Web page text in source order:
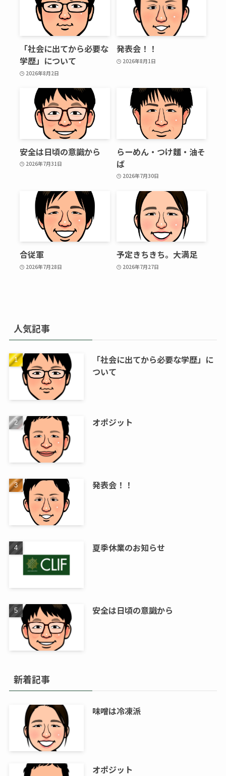
「社会に出てから必要な
学歴」について
2026年8月2日
発表会！！
2026年8月1日
安全は日頃の意識から
2026年7月31日
らーめん・つけ麵・油そ
ば
2026年7月30日
合従軍
2026年7月28日
予定きちきち。大満足
2026年7月27日
人気記事
「社会に出てから必要な学歴」に
ついて
オポジット
発表会！！
夏季休業のお知らせ
安全は日頃の意識から
新着記事
味噌は冷凍派
オポジット